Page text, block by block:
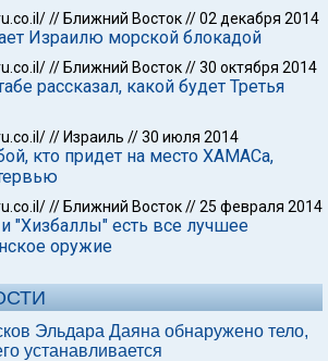
// Ближний Восток//02 декабря 2014
Израилю морской блокадой
// Ближний Восток//30 октября 2014
рассказал, какой будет Третья
// Израиль //30 июля 2014
кто придет на место ХАМАСа,
// Ближний Восток//25 февраля 2014
"Хизбаллы" есть все лучшее
оружие
Эльдара Даяна обнаружено тело,
устанавливается